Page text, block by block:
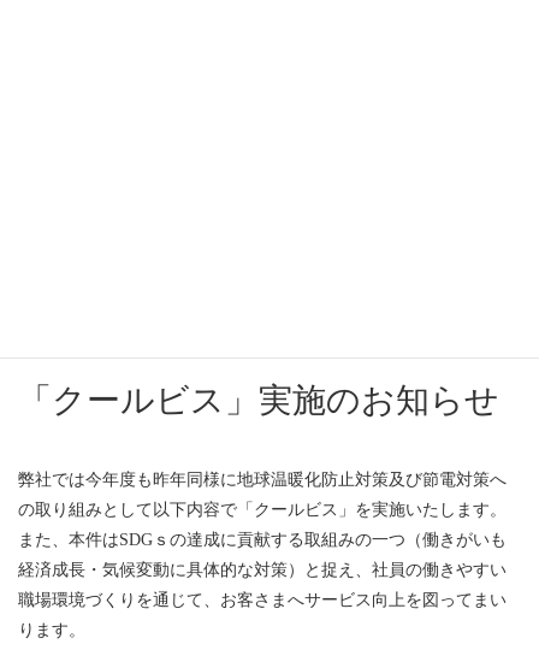
「クールビス」実施のお知らせ
弊社では今年度も昨年同様に地球温暖化防止対策及び節電対策へ
の取り組みとして以下内容で「クールビス」を実施いたします。
また、本件はSDGｓの達成に貢献する取組みの一つ（働きがいも
経済成長・気候変動に具体的な対策）と捉え、社員の働きやすい
職場環境づくりを通じて、お客さまへサービス向上を図ってまい
ります。